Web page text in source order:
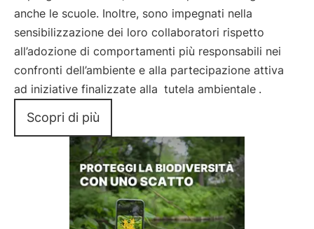
anche le scuole. Inoltre, sono impegnati nella
sensibilizzazione dei loro collaboratori rispetto
all’adozione di comportamenti più responsabili nei
confronti dell’ambiente e alla partecipazione attiva
ad iniziative finalizzate alla tutela ambientale .
Scopri di più